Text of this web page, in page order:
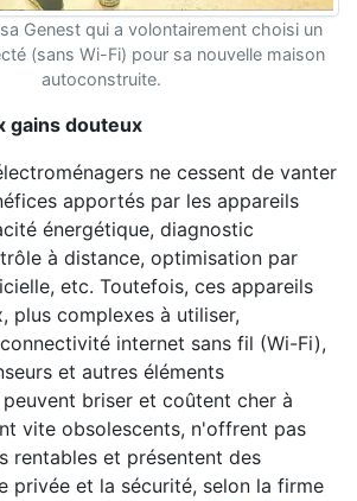
Genest qui a volontairement choisi un
(sans Wi-Fi) pour sa nouvelle maison
autoconstruite.
gains douteux
ne cessent de vanter
apportés par les appareils
énergétique, diagnostic
à distance, optimisation par
etc. Toutefois, ces appareils
plus complexes à utiliser,
internet sans fil (Wi-Fi),
et autres éléments
briser et coûtent cher à
vite obsolescents, n'offrent pas
rentables et présentent des
privée et la sécurité, selon la firme